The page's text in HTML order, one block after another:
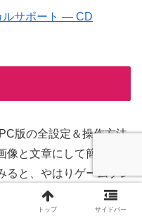
ルサポート ― CD
版の全設定＆操作方法
像と文章にして簡潔にま
ると、やはりゲームプレ
、最初にご紹介した「
。 トップ サイドバー